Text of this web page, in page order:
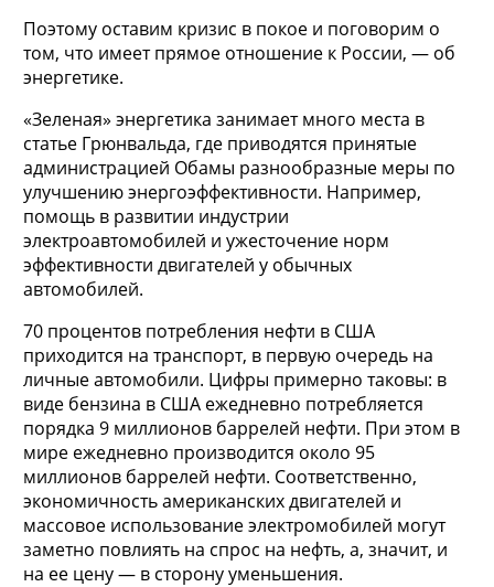
Поэтому оставим кризис в покое и поговорим о
том, что имеет прямое отношение к России, — об
энергетике.
«Зеленая» энергетика занимает много места в
статье Грюнвальда, где приводятся принятые
администрацией Обамы разнообразные меры по
улучшению энергоэффективности. Например,
помощь в развитии индустрии
электроавтомобилей и ужесточение норм
эффективности двигателей у обычных
автомобилей.
70 процентов потребления нефти в США
приходится на транспорт, в первую очередь на
личные автомобили. Цифры примерно таковы: в
виде бензина в США ежедневно потребляется
порядка 9 миллионов баррелей нефти. При этом в
мире ежедневно производится около 95
миллионов баррелей нефти. Соответственно,
экономичность американских двигателей и
массовое использование электромобилей могут
заметно повлиять на спрос на нефть, а, значит, и
на ее цену — в сторону уменьшения.